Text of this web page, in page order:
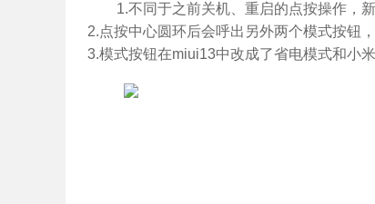
1.不同于之前关机、重启的点按操作，
2.点按中心圆环后会呼出另外两个模式按钮
3.模式按钮在miui13中改成了省电模式和小